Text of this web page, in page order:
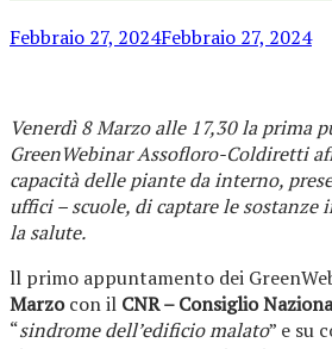
Febbraio 27, 2024Febbraio 27, 2024
Venerdì 8 Marzo alle 17,30 la prima
GreenWebinar Assofloro-Coldiretti
capacità delle piante da interno,
uffici – scuole, di captare le
la salute.
ll primo appuntamento dei
Marzocon il CNR – Consiglio
“sindrome dell’edificio malato” e su